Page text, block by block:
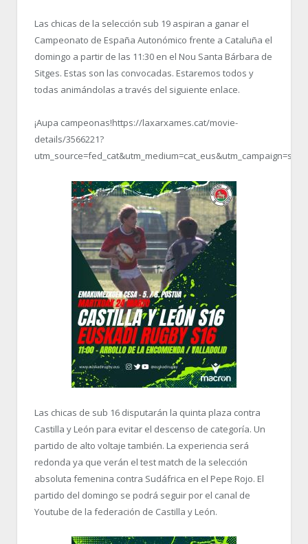
Las chicas de la selección sub 19 aspiran a ganar el
Campeonato de España Autonómico frente a Cataluña el
domingo a partir de las 11:30 en el Nou Santa Bárbara de
Sitges. Estas son las convocadas. Estaremos todos y
todas animándolas a través del siguiente enlace.
¡Aupa campeonas!https://laxarxames.cat/movie-
details/3566221?
Las chicas de sub 16 disputarán la quinta plaza contra
Castilla y León para evitar el descenso de categoría. Un
partido de alto voltaje también. La experiencia será
redonda ya que verán el test match de la selección
absoluta femenina contra Sudáfrica en el Pepe Rojo. El
partido del domingo se podrá seguir por el canal de
Youtube de la federación de Castilla y León.